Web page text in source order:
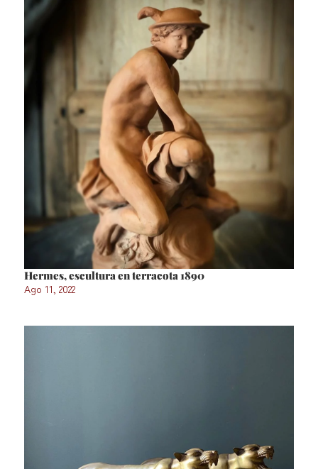
Hermes, escultura en terracota 1890
Ago 11, 2022